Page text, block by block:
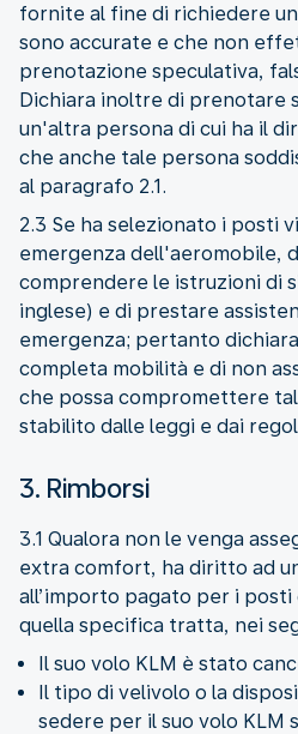
fornite al fine di richiedere
sono accurate e che non
prenotazione speculativa,
Dichiara inoltre di prenotare
un'altra persona di cui ha il
che anche tale persona
al paragrafo 2.1.
2.3 Se ha selezionato i posti
emergenza dell'aeromobile,
comprendere le istruzioni di
inglese) e di prestare
emergenza; pertanto
completa mobilità e di non
che possa compromettere
stabilito dalle leggi e dai
3. Rimborsi
3.1 Qualora non le venga
extra comfort, ha diritto ad
all’importo pagato per i
quella specifica tratta, nei
Il suo volo KLM è stato
Il tipo di velivolo o la
sedere per il suo volo KLM